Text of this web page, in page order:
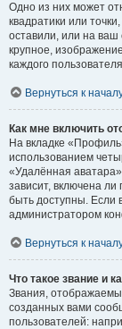
Одно из них может
квадратики или
оставили, или на ваш
крупное,
каждого
Вернуться к
Как мне включить
На вкладке
использованием
«Удалённая
зависит, включена ли
быть доступны. Если
администратором
Вернуться к
Что такое звание и
Звания,
созданных вами
пользователей: